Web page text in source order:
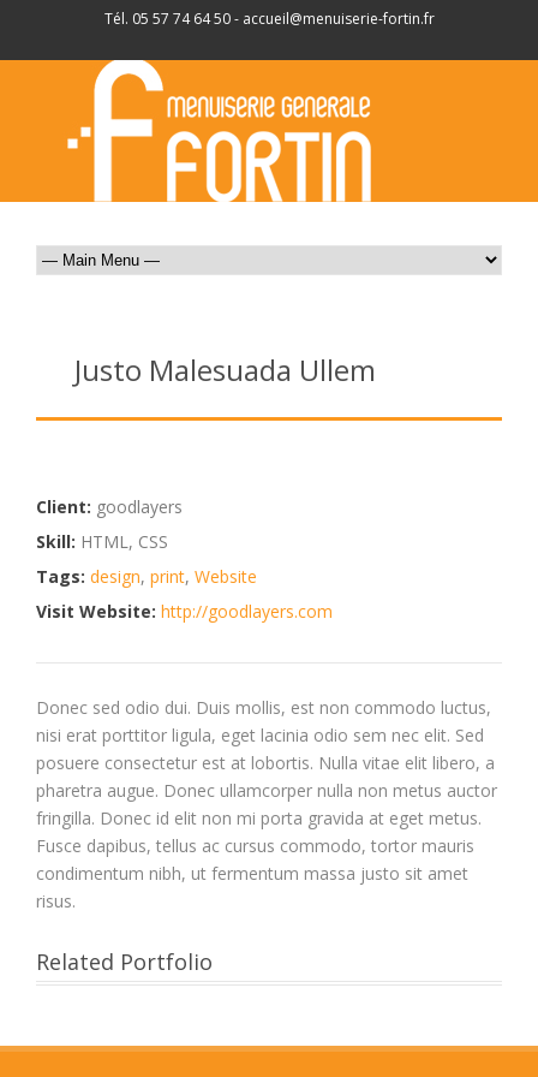
Tél. 05 57 74 64 50 - accueil@menuiserie-fortin.fr
Justo Malesuada Ullem
Client: goodlayers
Skill: HTML, CSS
Tags: design, print, Website
Visit Website: http://goodlayers.com
Donec sed odio dui. Duis mollis, est non commodo luctus,
nisi erat porttitor ligula, eget lacinia odio sem nec elit. Sed
posuere consectetur est at lobortis. Nulla vitae elit libero, a
pharetra augue. Donec ullamcorper nulla non metus auctor
fringilla. Donec id elit non mi porta gravida at eget metus.
Fusce dapibus, tellus ac cursus commodo, tortor mauris
condimentum nibh, ut fermentum massa justo sit amet
risus.
Related Portfolio